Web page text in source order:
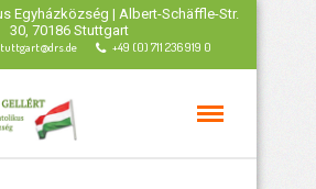
Egyházközség | Albert-Schäffle-Str.
30, 70186 Stuttgart
+49 (0) 711 236 919 0